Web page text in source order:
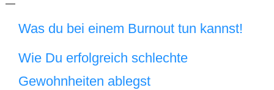
Was du bei einem Burnout tun kannst!
Wie Du erfolgreich schlechte
Gewohnheiten ablegst